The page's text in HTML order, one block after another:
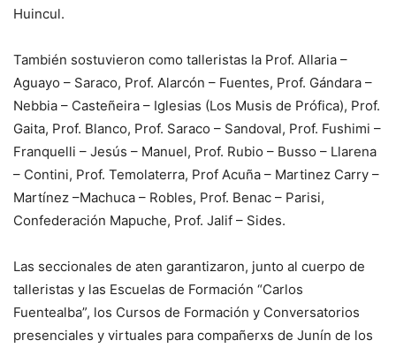
Huincul.
También sostuvieron como talleristas la Prof. Allaria –
Aguayo – Saraco, Prof. Alarcón – Fuentes, Prof. Gándara –
Nebbia – Casteñeira – Iglesias (Los Musis de Prófica), Prof.
Gaita, Prof. Blanco, Prof. Saraco – Sandoval, Prof. Fushimi –
Franquelli – Jesús – Manuel, Prof. Rubio – Busso – Llarena
– Contini, Prof. Temolaterra, Prof Acuña – Martinez Carry –
Martínez –Machuca – Robles, Prof. Benac – Parisi,
Confederación Mapuche, Prof. Jalif – Sides.
Las seccionales de aten garantizaron, junto al cuerpo de
talleristas y las Escuelas de Formación “Carlos
Fuentealba”, los Cursos de Formación y Conversatorios
presenciales y virtuales para compañerxs de Junín de los